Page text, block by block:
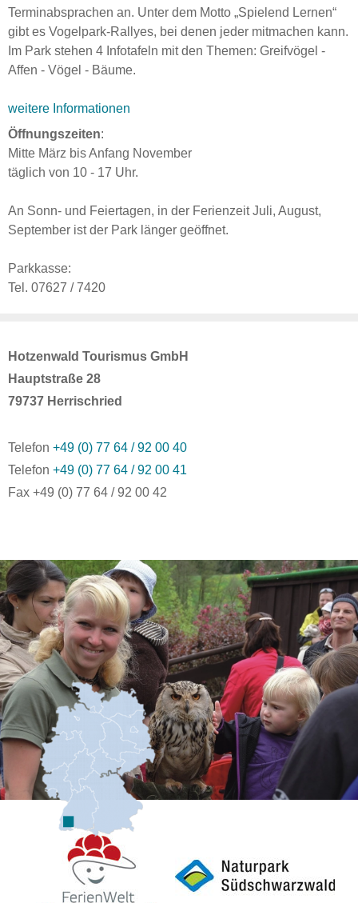
Terminabsprachen an. Unter dem Motto „Spielend Lernen“
gibt es Vogelpark-Rallyes, bei denen jeder mitmachen kann.
Im Park stehen 4 Infotafeln mit den Themen: Greifvögel -
Affen - Vögel - Bäume.
weitere Informationen
Öffnungszeiten:
Mitte März bis Anfang November
täglich von 10 - 17 Uhr.
An Sonn- und Feiertagen, in der Ferienzeit Juli, August,
September ist der Park länger geöffnet.
Parkkasse:
Tel. 07627 / 7420
Hotzenwald Tourismus GmbH
Hauptstraße 28
79737 Herrischried
Telefon +49 (0) 77 64 / 92 00 40
Telefon +49 (0) 77 64 / 92 00 41
Fax +49 (0) 77 64 / 92 00 42